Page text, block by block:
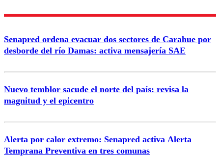
Nombre
Correo
Senapred ordena evacuar dos sectores de Carahue por
desborde del río Damas: activa mensajería SAE
Nuevo temblor sacude el norte del país: revisa la
magnitud y el epicentro
Alerta por calor extremo: Senapred activa Alerta
Temprana Preventiva en tres comunas